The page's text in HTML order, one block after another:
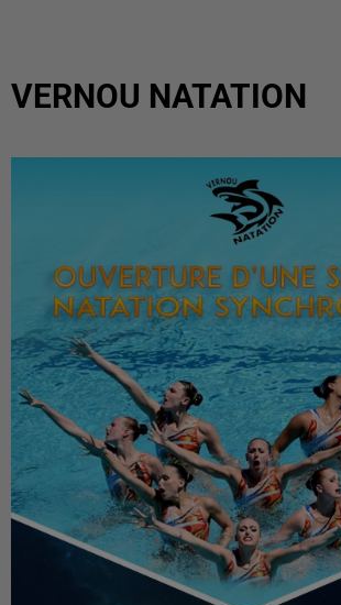
VERNOU NATATION